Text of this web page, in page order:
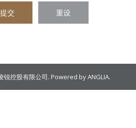
提交 重设
锐控股有限公司. Powered byANGLIA.